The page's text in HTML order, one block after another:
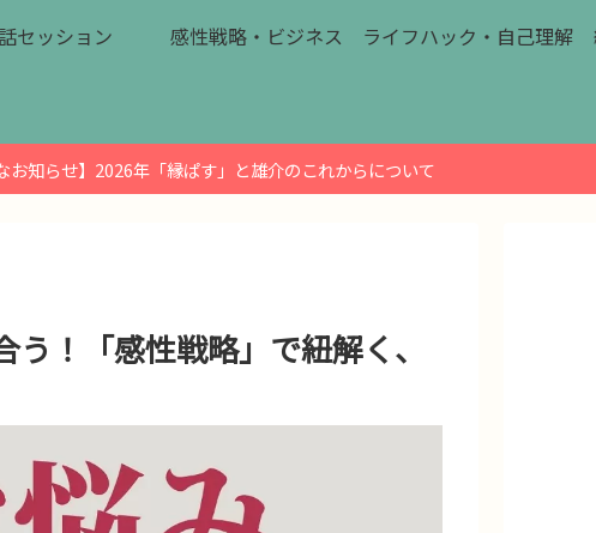
セッション 感性戦略・ビジネス ライフハック・自己理解
お知らせ】2026年「縁ぱす」と雄介のこれからについて
！「感性戦略」で紐解く、